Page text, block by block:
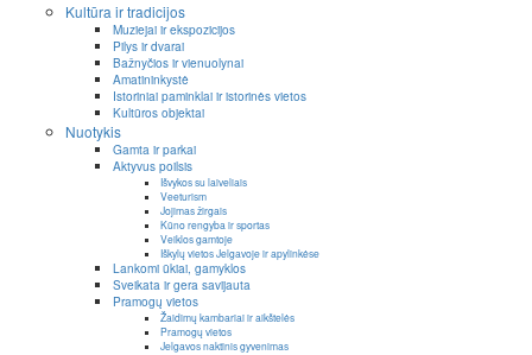
Kultūra ir tradicijos
Muziejai ir ekspozicijos
Pilys ir dvarai
Bažnyčios ir vienuolynai
Amatininkystė
Istoriniai paminklai ir istorinės vietos
Kultūros objektai
Nuotykis
Gamta ir parkai
Aktyvus poilsis
Išvykos su laiveliais
Veeturism
Jojimas žirgais
Kūno rengyba ir sportas
Veiklos gamtoje
Iškylų vietos Jelgavoje ir apylinkėse
Lankomi ūkiai, gamyklos
Sveikata ir gera savijauta
Pramogų vietos
Žaidimų kambariai ir aikštelės
Pramogų vietos
Jelgavos naktinis gyvenimas